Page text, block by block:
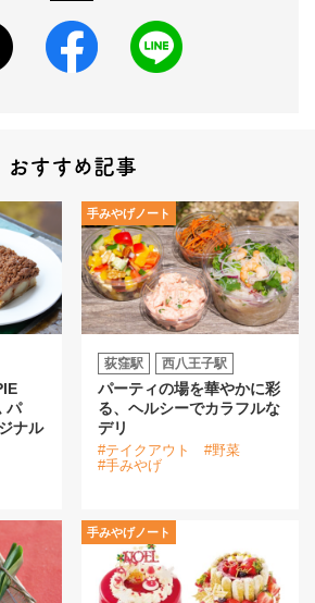
おすすめ記事
パ
ナル
手みやげノート
荻窪駅 西八王子駅
パーティの場を華やかに彩
る、ヘルシーでカラフルな
デリ
#テイクアウト
#野菜
#手みやげ
手みやげノート